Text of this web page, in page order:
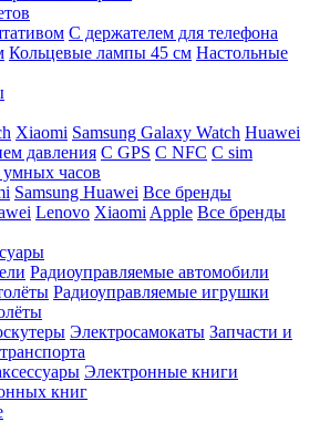
C держателем для телефона
Кольцевые лампы 45 см Настольные
Xiaomi Samsung Galaxy Watch Huawei
давления C GPS C NFC C sim
умных часов
Samsung Huawei Все бренды
Lenovo Xiaomi Apple Все бренды
Радиоуправляемые автомобили
Радиоуправляемые игрушки
Электросамокаты Запчасти и
Электронные книги
книг